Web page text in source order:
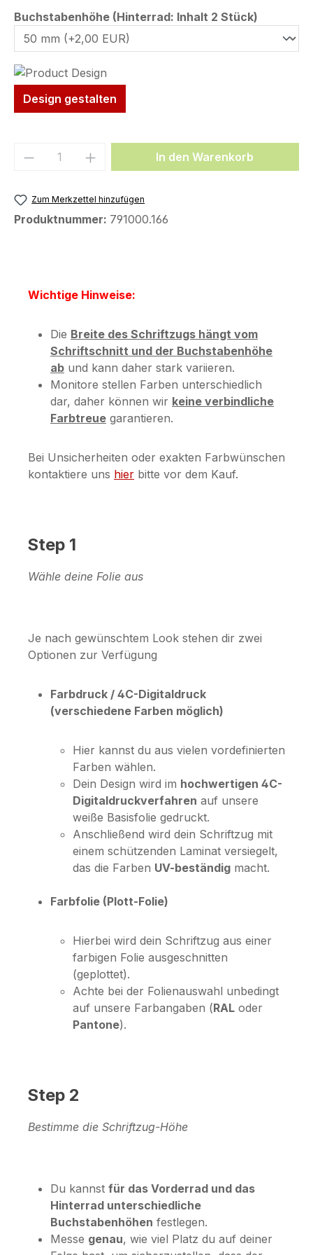
Buchstabenhöhe (Hinterrad: Inhalt 2 Stück)
Design gestalten
Produkt Anzahl: Gib denIn den Warenkorb
Zum Merkzettel hinzufügen
Produktnummer: 791000.166
Wichtige Hinweise:
Die Breite des Schriftzugs hängt vom
Schriftschnitt und der Buchstabenhöhe
ab und kann daher stark variieren.
Monitore stellen Farben unterschiedlich
dar, daher können wir keine verbindliche
Farbtreue garantieren.
Bei Unsicherheiten oder exakten Farbwünschen
kontaktiere uns hier bitte vor dem Kauf.
Step 1
Wähle deine Folie aus
Je nach gewünschtem Look stehen dir zwei
Optionen zur Verfügung
Farbdruck / 4C-Digitaldruck
(verschiedene Farben möglich)
Hier kannst du aus vielen vordefinierten
Farben wählen.
Dein Design wird im hochwertigen 4C-
Digitaldruckverfahren auf unsere
weiße Basisfolie gedruckt.
Anschließend wird dein Schriftzug mit
einem schützenden Laminat versiegelt,
das die Farben UV-beständig macht.
Farbfolie (Plott-Folie)
Hierbei wird dein Schriftzug aus einer
farbigen Folie ausgeschnitten
(geplottet).
Achte bei der Folienauswahl unbedingt
auf unsere Farbangaben (RAL oder
Pantone).
Step 2
Bestimme die Schriftzug-Höhe
Du kannst für das Vorderrad und das
Hinterrad unterschiedliche
Buchstabenhöhen festlegen.
Messe genau, wie viel Platz du auf deiner